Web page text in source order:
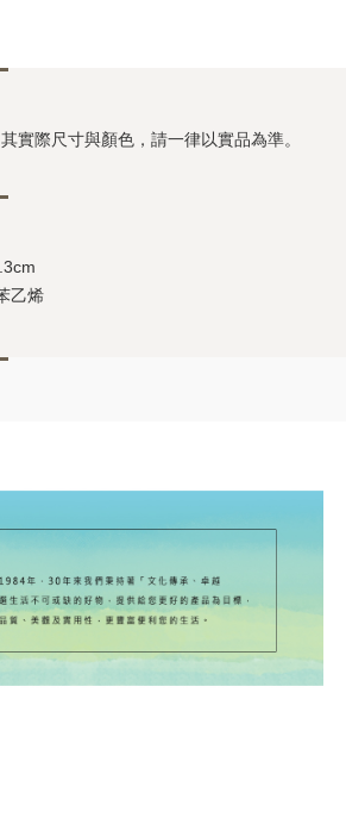
實際尺寸與顏色，請一律以實品為準。
乙烯